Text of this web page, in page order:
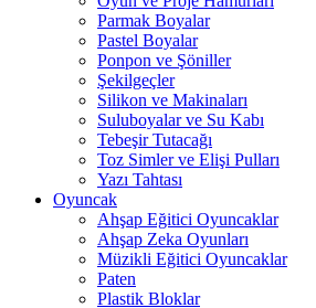
Parmak Boyalar
Pastel Boyalar
Ponpon ve Şöniller
Şekilgeçler
Silikon ve Makinaları
Suluboyalar ve Su Kabı
Tebeşir Tutacağı
Toz Simler ve Elişi Pulları
Yazı Tahtası
Oyuncak
Ahşap Eğitici Oyuncaklar
Ahşap Zeka Oyunları
Müzikli Eğitici Oyuncaklar
Paten
Plastik Bloklar